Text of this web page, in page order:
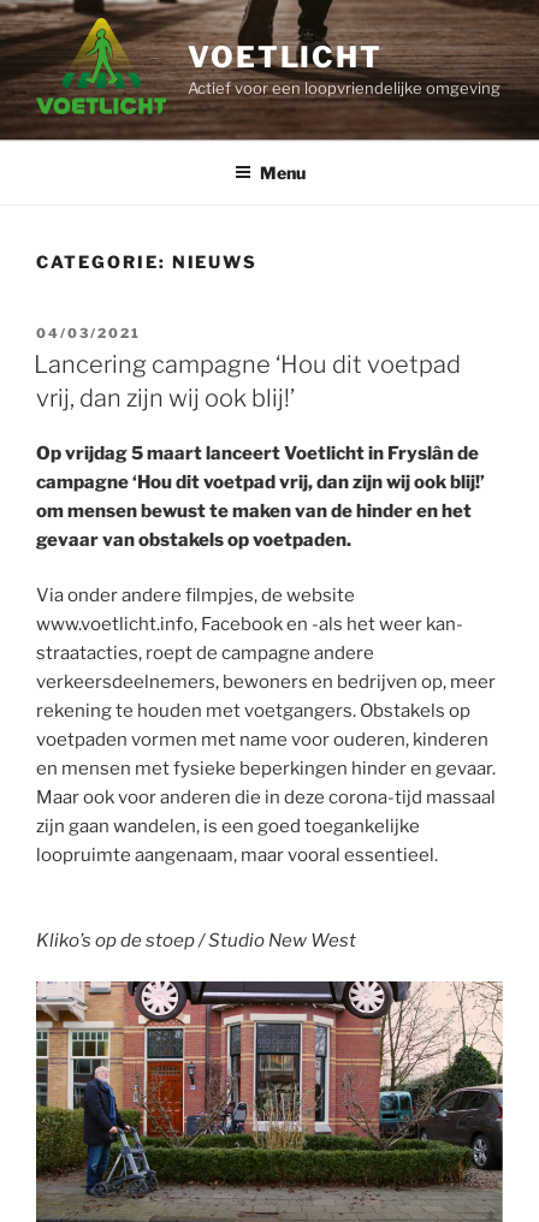
Ga
naar
inhoud
VOETLICHT
Actief voor een loopvriendelijke omgeving
Menu
CATEGORIE: NIEUWS
GEPLAATST
OP
04/03/2021
Lancering campagne ‘Hou dit voetpad
vrij, dan zijn wij ook blij!’
Op vrijdag 5 maart lanceert Voetlicht in Fryslân de
campagne ‘Hou dit voetpad vrij, dan zijn wij ook blij!’
om mensen bewust te maken van de hinder en het
gevaar van obstakels op voetpaden.
Via onder andere filmpjes, de website
www.voetlicht.info, Facebook en -als het weer kan-
straatacties, roept de campagne andere
verkeersdeelnemers, bewoners en bedrijven op, meer
rekening te houden met voetgangers. Obstakels op
voetpaden vormen met name voor ouderen, kinderen
en mensen met fysieke beperkingen hinder en gevaar.
Maar ook voor anderen die in deze corona-tijd massaal
zijn gaan wandelen, is een goed toegankelijke
loopruimte aangenaam, maar vooral essentieel.
Kliko’s op de stoep / Studio New West